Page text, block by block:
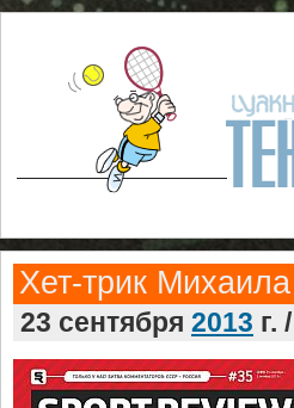
Хет-трик
23 сентября 2013 г. /